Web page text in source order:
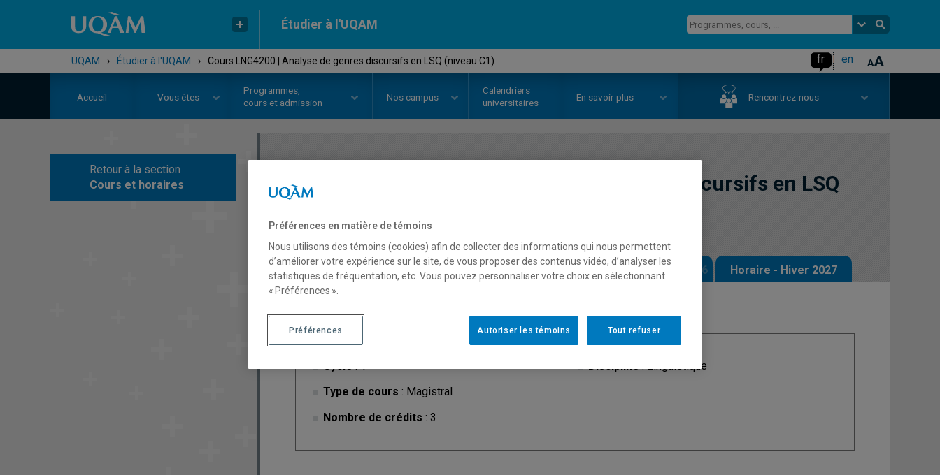
Étudier à l'UQAM
UQAM › Étudier à l'UQAM › Cours LNG4200 | Analyse de genres discursifs en LSQ (niveau C1) fr en
Accueil Vous êtes
Programmes,
cours et admission
Nos campus
Calendriers
universitaires
En savoir plus Rencontrez-nous
Retour à la section
Cours et horaires
COURS
Analyse de genres discursifs en LSQ
(niveau C1)
Description Horaire - Été 2026 Horaire - Automne 2026 Horaire - Hiver 2027
Cycle: 1
Type de cours : Magistral
Nombre de crédits : 3
Discipline: Linguistique
Préférences en matière de témoins
Nous utilisons des témoins (cookies) afin de collecter des informations qui nous permettent
d’améliorer votre expérience sur le site, de vous proposer des contenus vidéo, d’analyser les
statistiques de fréquentation, etc. Vous pouvez personnaliser votre choix en sélectionnant
« Préférences ».
Tout refuser
Autoriser les témoins
Préférences